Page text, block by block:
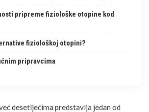
pripreme fiziološke otopine kod
fiziološkoj otopini?
pripravcima
desetljećima predstavlja jedan od